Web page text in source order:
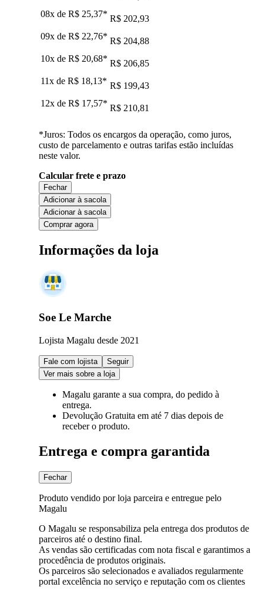
08x de R$ 25,37* R$ 202,93
09x de R$ 22,76* R$ 204,88
10x de R$ 20,68* R$ 206,85
11x de R$ 18,13* R$ 199,43
12x de R$ 17,57* R$ 210,81
*Juros: Todos os encargos da operação, como juros,
custo de parcelamento e outras tarifas estão incluídas
neste valor.
Calcular frete e prazo
Fechar
Adicionar à sacola
Adicionar à sacola
Comprar agora
Informações da loja
Soe Le Marche
Lojista Magalu desde 2021
Fale com lojista
Seguir
Ver mais sobre a loja
Magalu garante a sua compra, do pedido à
entrega.
Devolução Gratuita em até 7 dias depois de
receber o produto.
Entrega e compra garantida
Fechar
Produto vendido por loja parceira e entregue pelo
Magalu
O Magalu se responsabiliza pela entrega dos produtos de
parceiros até o destino final.
As vendas são certificadas com nota fiscal e garantimos a
procedência de produtos originais.
Os parceiros são selecionados e avaliados regularmente
portal excelência no serviço e reputação com os clientes